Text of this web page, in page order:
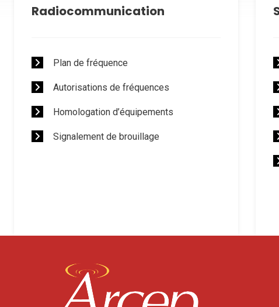
Radiocommunication
Plan de fréquence
Autorisations de fréquences
Homologation d’équipements
Signalement de brouillage